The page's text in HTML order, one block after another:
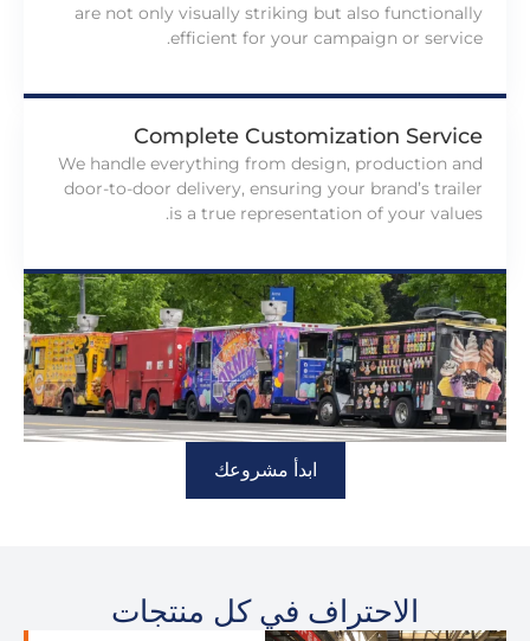
are not only visually striking but also functionally
efficient for your campaign or service
.
Complete Customization Service
We handle everything from design, production and
door-to-door delivery, ensuring your brand’s trailer
is a true representation of your values
.
ابدأ مشروعك
الاحتراف في كل منتجات